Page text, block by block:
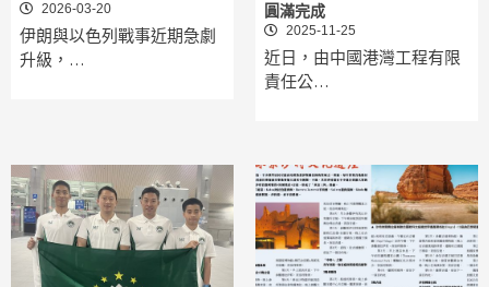
2026-03-20
伊朗與以色列戰事近期急劇
升級，…
圓滿完成
2025-11-25
近日，由中國港灣工程有限
責任公…